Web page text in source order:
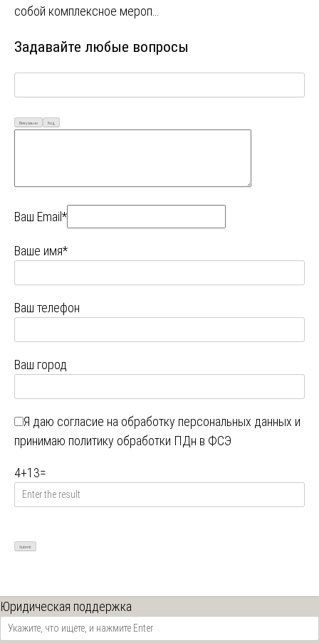
собой комплексное мероп…
Задавайте любые вопросы
Визуально Код
Ваш Email*
Ваше имя*
Ваш телефон
Ваш город
Я даю согласие на обработку персональных данных и
принимаю политику обработки ПДн в ФСЭ
4+13=
Юридическая поддержка